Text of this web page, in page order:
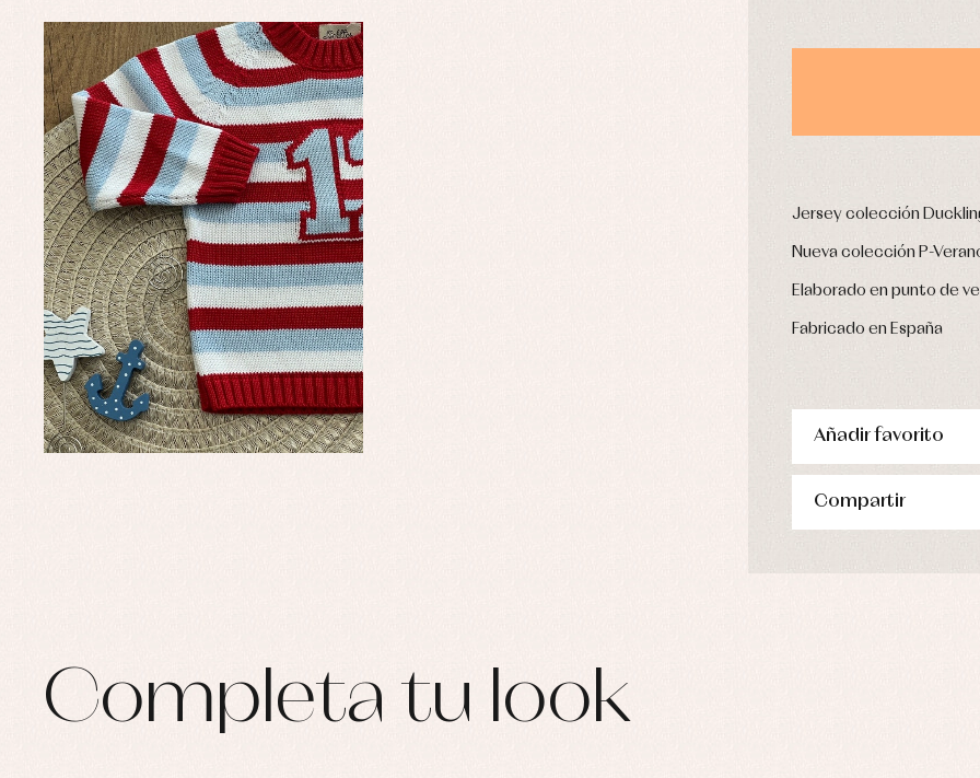
Jersey colección
Nueva colección P-
Elaborado en punto de
Fabricado en España
Añadir favorito
Compartir
Completa tu look
Baberos
Blusas, camisas y jerseys
Complementos
Conjuntos
Faldones de bebé
Peleles y ranitas
Ropa interior, bodys,
pijamas...